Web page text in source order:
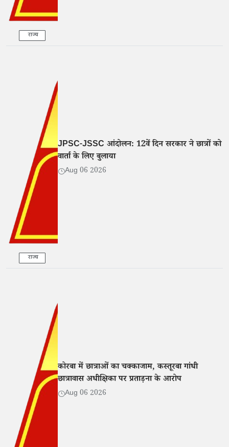
राज्य
राज्य
JPSC-JSSC आंदोलन: 12वें दिन सरकार ने छात्रों को
वार्ता के लिए बुलाया
Aug 06 2026
कोरबा में छात्राओं का चक्काजाम, कस्तूरबा गांधी
छात्रावास अधीक्षिका पर प्रताड़ना के आरोप
Aug 06 2026